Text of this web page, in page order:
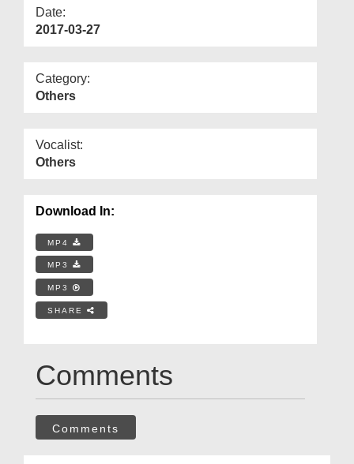
Date:
2017-03-27
Category:
Others
Vocalist:
Others
Download In:
MP4
MP3
MP3
SHARE
Comments
Comments